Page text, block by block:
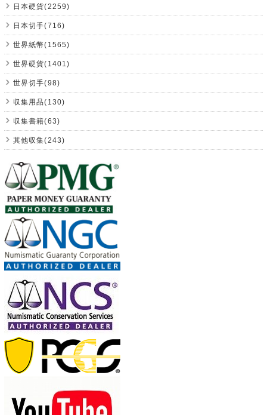
日本硬貨(2259)
日本切手(716)
世界紙幣(1565)
世界硬貨(1401)
世界切手(98)
収集用品(130)
収集書籍(63)
其他収集(243)